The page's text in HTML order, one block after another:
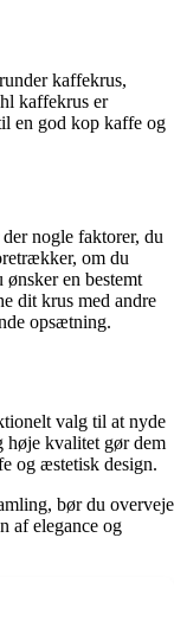
kaffekrus,
kaffekrus er
en god kop kaffe og
nogle faktorer, du
om du
en bestemt
dit krus med andre
opsætning.
valg til at nyde
høje kvalitet gør dem
og æstetisk design.
bør du overveje
af elegance og